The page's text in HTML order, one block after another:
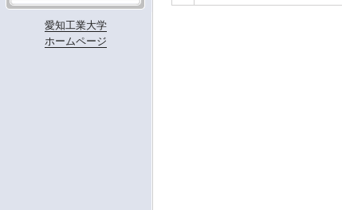
愛知工業大学
ホームページ